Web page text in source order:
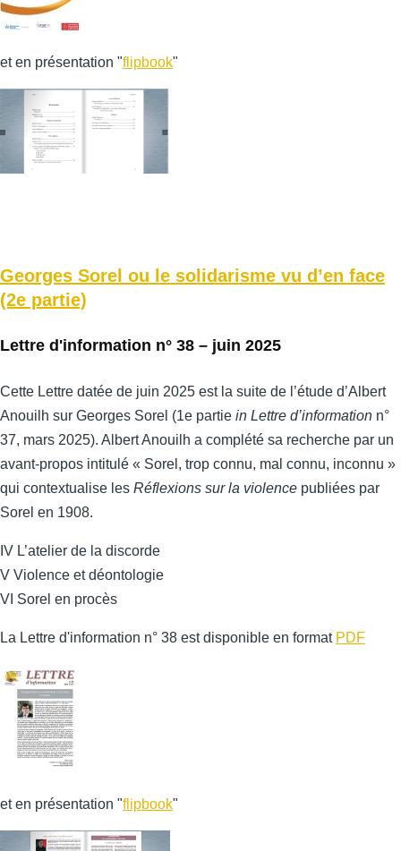
et en présentation "flipbook"
Georges Sorel ou le solidarisme vu d’en face
(2e partie)
Lettre d'information n° 38 – juin 2025
Cette Lettre datée de juin 2025 est la suite de l’étude d’Albert
Anouilh sur Georges Sorel (1e partie in Lettre d’information n°
37, mars 2025). Albert Anouilh a complété sa recherche par un
avant-propos intitulé « Sorel, trop connu, mal connu, inconnu »
qui contextualise les Réflexions sur la violence publiées par
Sorel en 1908.
IV L’atelier de la discorde
V Violence et déontologie
VI Sorel en procès
La Lettre d'information n° 38 est disponible en format PDF
et en présentation "flipbook"